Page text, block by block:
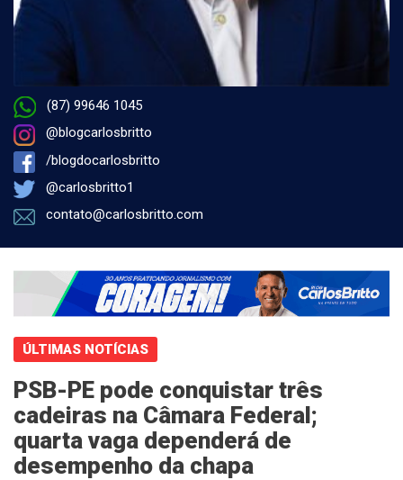
(87) 99646 1045
@blogcarlosbritto
/blogdocarlosbritto
@carlosbritto1
contato@carlosbritto.com
ÚLTIMAS NOTÍCIAS
PSB-PE pode conquistar três
cadeiras na Câmara Federal;
quarta vaga dependerá de
desempenho da chapa